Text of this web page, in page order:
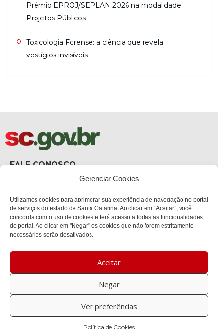
Gerenciar Cookies
Utilizamos cookies para aprimorar sua experiência de navegação no portal
de serviços do estado de Santa Catarina. Ao clicar em “Aceitar”, você
concorda com o uso de cookies e terá acesso a todas as funcionalidades
do portal. Ao clicar em "Negar" os cookies que não forem estritamente
necessários serão desativados.
Aceitar
Negar
Ver preferências
Política de Cookies
Prêmio EPROJ/SEPLAN 2026 na modalidade
Projetos Públicos
Toxicologia Forense: a ciência que revela
vestígios invisíveis
FALE CONOSCO
Carteira de Identidade
Ouvidoria
ouvidoria.sc.gov.br
ENDEREÇO
Sede Administrativa Central
Bairro:
Capoeiras, Florianópolis, SC
88085-000
Política de privacidade
Copyright © 2023 Todos os Direitos Reservados SC - Polícia Científica